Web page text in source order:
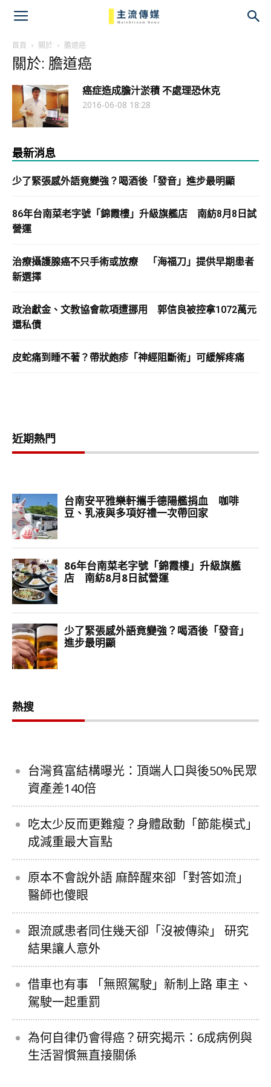
首頁 關於 膽道癌
關於: 膽道癌
癌症造成膽汁淤積 不處理恐休克
2016-06-08 18:28
最新消息
少了緊張感外語竟變強？喝酒後「發音」進步最明顯
86年台南菜老字號「錦霞樓」升級旗艦店 南紡8月8日試
營運
治療攝護腺癌不只手術或放療 「海福刀」提供早期患者
新選擇
政治獻金、文教協會款項遭挪用 郭信良被控拿1072萬元
還私債
皮蛇痛到睡不著？帶狀皰疹「神經阻斷術」可緩解疼痛
近期熱門
熱搜
台灣貧富結構曝光：頂端人口與後50%民眾
資產差140倍
吃太少反而更難瘦？身體啟動「節能模式」
成減重最大盲點
原本不會說外語 麻醉醒來卻「對答如流」
醫師也傻眼
跟流感患者同住幾天卻「沒被傳染」 研究
結果讓人意外
借車也有事 「無照駕駛」新制上路 車主、
駕駛一起重罰
為何自律仍會得癌？研究揭示：6成病例與
生活習慣無直接關係